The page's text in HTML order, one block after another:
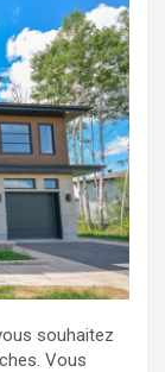
souhaitez
Vous